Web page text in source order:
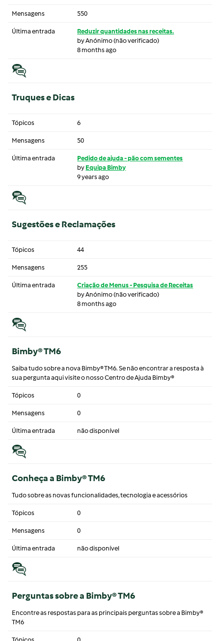
Mensagens 550
Última entrada
Reduzir quantidades nas receitas.
byAnónimo (não verificado)
8 months ago
Truques e Dicas
Tópicos 6
Mensagens 50
Última entrada
Pedido de ajuda - pão com sementes
by Equipa Bimby
9 years ago
Sugestões e Reclamações
Tópicos 44
Mensagens 255
Última entrada
Criação de Menus - Pesquisa de Receitas
byAnónimo (não verificado)
8 months ago
Bimby® TM6
Saiba tudo sobre a nova Bimby® TM6. Se não encontrar a resposta à
sua pergunta aqui visite o nosso Centro de Ajuda Bimby®
Tópicos 0
Mensagens 0
Última entrada não disponível
Conheça a Bimby® TM6
Tudo sobre as novas funcionalidades, tecnologia e acessórios
Tópicos 0
Mensagens 0
Última entrada não disponível
Perguntas sobre a Bimby® TM6
Encontre as respostas para as principais perguntas sobre a Bimby®
TM6